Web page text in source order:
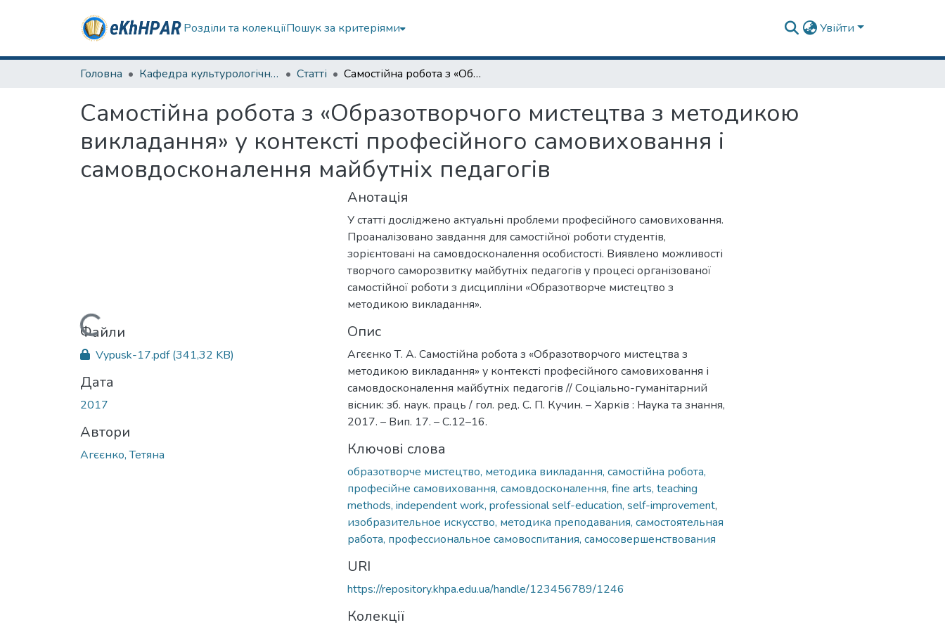
Розділи та колекціїПошук за критеріями Увійти
Головна Кафедра культурологічних дисциплін та образотворчого мистецтва Статті Самостійна робота з «Образотворчого мистецтва з методикою викладання» у контексті професійного самовиховання і самовдосконалення майбутніх педагогів
Самостійна робота з «Образотворчого мистецтва з методикою
викладання» у контексті професійного самовиховання і
самовдосконалення майбутніх педагогів
Вантажиться...
Файли
Vypusk-17.pdf(341,32 KB)
Дата
2017
Автори
Агєєнко, Тетяна
Анотація
У статті досліджено актуальні проблеми професійного самовиховання.
Проаналізовано завдання для самостійної роботи студентів,
зорієнтовані на самовдосконалення особистості. Виявлено можливості
творчого саморозвитку майбутніх педагогів у процесі організованої
самостійної роботи з дисципліни «Образотворче мистецтво з
методикою викладання».
Опис
Агєєнко Т. А. Самостійна робота з «Образотворчого мистецтва з
методикою викладання» у контексті професійного самовиховання і
самовдосконалення майбутніх педагогів // Соціально-гуманітарний
вісник: зб. наук. праць / гол. ред. С. П. Кучин. – Харків : Наука та знання,
2017. – Вип. 17. – С.12–16.
Ключові слова
образотворче мистецтво, методика викладання, самостійна робота,
професійне самовиховання, самовдосконалення, fine arts, teaching
methods, independent work, professional self-education, self-improvement,
изобразительное искусство, методика преподавания, самостоятельная
работа, профессиональное самовоспитания, самосовершенствования
URI
https://repository.khpa.edu.ua/handle/123456789/1246
Колекції